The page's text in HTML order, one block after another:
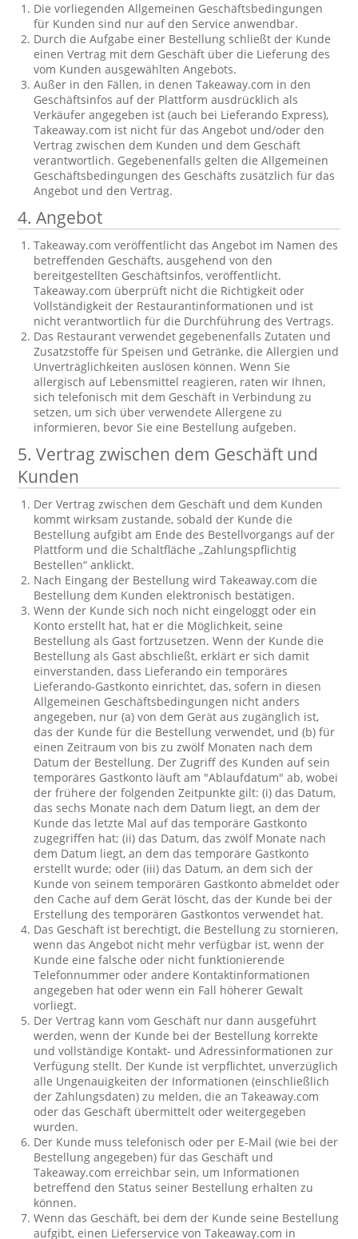
Die vorliegenden Allgemeinen Geschäftsbedingungen
für Kunden sind nur auf den Service anwendbar.
Durch die Aufgabe einer Bestellung schließt der Kunde
einen Vertrag mit dem Geschäft über die Lieferung des
vom Kunden ausgewählten Angebots.
Außer in den Fällen, in denen Takeaway.com in den
Geschäftsinfos auf der Plattform ausdrücklich als
Verkäufer angegeben ist (auch bei Lieferando Express),
Takeaway.com ist nicht für das Angebot und/oder den
Vertrag zwischen dem Kunden und dem Geschäft
verantwortlich. Gegebenenfalls gelten die Allgemeinen
Geschäftsbedingungen des Geschäfts zusätzlich für das
Angebot und den Vertrag.
4. Angebot
Takeaway.com veröffentlicht das Angebot im Namen des
betreffenden Geschäfts, ausgehend von den
bereitgestellten Geschäftsinfos, veröffentlicht.
Takeaway.com überprüft nicht die Richtigkeit oder
Vollständigkeit der Restaurantinformationen und ist
nicht verantwortlich für die Durchführung des Vertrags.
Das Restaurant verwendet gegebenenfalls Zutaten und
Zusatzstoffe für Speisen und Getränke, die Allergien und
Unverträglichkeiten auslösen können. Wenn Sie
allergisch auf Lebensmittel reagieren, raten wir Ihnen,
sich telefonisch mit dem Geschäft in Verbindung zu
setzen, um sich über verwendete Allergene zu
informieren, bevor Sie eine Bestellung aufgeben.
5. Vertrag zwischen dem Geschäft und
Kunden
Der Vertrag zwischen dem Geschäft und dem Kunden
kommt wirksam zustande, sobald der Kunde die
Bestellung aufgibt am Ende des Bestellvorgangs auf der
Plattform und die Schaltfläche „Zahlungspflichtig
Bestellen“ anklickt.
Nach Eingang der Bestellung wird Takeaway.com die
Bestellung dem Kunden elektronisch bestätigen.
Wenn der Kunde sich noch nicht eingeloggt oder ein
Konto erstellt hat, hat er die Möglichkeit, seine
Bestellung als Gast fortzusetzen. Wenn der Kunde die
Bestellung als Gast abschließt, erklärt er sich damit
einverstanden, dass Lieferando ein temporäres
Lieferando-Gastkonto einrichtet, das, sofern in diesen
Allgemeinen Geschäftsbedingungen nicht anders
angegeben, nur (a) von dem Gerät aus zugänglich ist,
das der Kunde für die Bestellung verwendet, und (b) für
einen Zeitraum von bis zu zwölf Monaten nach dem
Datum der Bestellung. Der Zugriff des Kunden auf sein
temporäres Gastkonto läuft am "Ablaufdatum" ab, wobei
der frühere der folgenden Zeitpunkte gilt: (i) das Datum,
das sechs Monate nach dem Datum liegt, an dem der
Kunde das letzte Mal auf das temporäre Gastkonto
zugegriffen hat; (ii) das Datum, das zwölf Monate nach
dem Datum liegt, an dem das temporäre Gastkonto
erstellt wurde; oder (iii) das Datum, an dem sich der
Kunde von seinem temporären Gastkonto abmeldet oder
den Cache auf dem Gerät löscht, das der Kunde bei der
Erstellung des temporären Gastkontos verwendet hat.
Das Geschäft ist berechtigt, die Bestellung zu stornieren,
wenn das Angebot nicht mehr verfügbar ist, wenn der
Kunde eine falsche oder nicht funktionierende
Telefonnummer oder andere Kontaktinformationen
angegeben hat oder wenn ein Fall höherer Gewalt
vorliegt.
Der Vertrag kann vom Geschäft nur dann ausgeführt
werden, wenn der Kunde bei der Bestellung korrekte
und vollständige Kontakt- und Adressinformationen zur
Verfügung stellt. Der Kunde ist verpflichtet, unverzüglich
alle Ungenauigkeiten der Informationen (einschließlich
der Zahlungsdaten) zu melden, die an Takeaway.com
oder das Geschäft übermittelt oder weitergegeben
wurden.
Der Kunde muss telefonisch oder per E-Mail (wie bei der
Bestellung angegeben) für das Geschäft und
Takeaway.com erreichbar sein, um Informationen
betreffend den Status seiner Bestellung erhalten zu
können.
Wenn das Geschäft, bei dem der Kunde seine Bestellung
aufgibt, einen Lieferservice von Takeaway.com in